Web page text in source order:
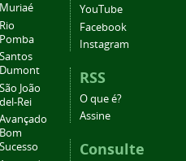
Muriaé
Rio
Pomba
Santos
Dumont
São João
del-Rei
Avançado
Bom
Sucesso
YouTube
Facebook
Instagram
RSS
O que é?
Assine
Consulte